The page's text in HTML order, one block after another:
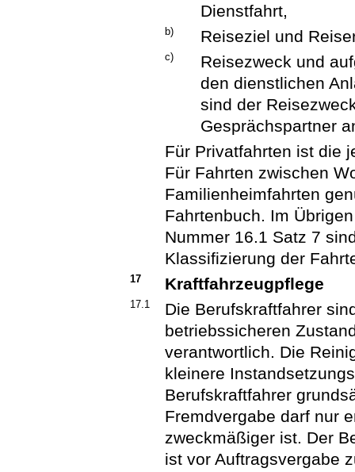
Dienstfahrt,
b) Reiseziel und
c)
Reisezweck und
den dienstlichen
sind der
Gesprächspartner
Für Privatfahrten ist die
Für Fahrten zwischen
Familienheimfahrten
Fahrtenbuch. Im
Nummer 16.1 Satz 7
Klassifizierung der
17 Kraftfahrzeugpflege
17.1
Die Berufskraftfahrer
betriebssicheren
verantwortlich. Die
kleinere
Berufskraftfahrer
Fremdvergabe darf nur
zweckmäßiger ist. Der
ist vor Auftragsvergabe